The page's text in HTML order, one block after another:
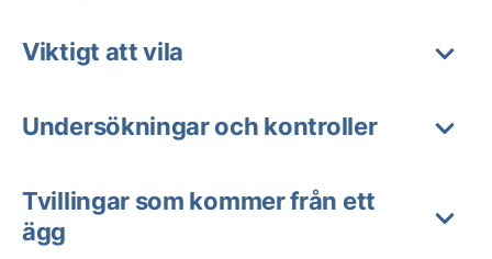
Viktigt att vila
Undersökningar och kontroller
Tvillingar som kommer från ett
ägg